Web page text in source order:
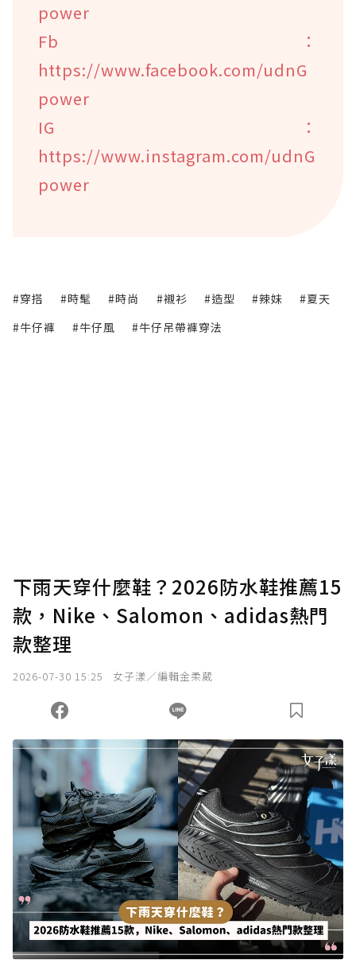
power
Fb：
https://www.facebook.com/udnG
power
IG：
https://www.instagram.com/udnG
power
#穿搭 #時髦 #時尚 #襯衫 #造型 #辣妹
#夏天
#牛仔褲
#牛仔風 #牛仔吊帶褲穿法
下雨天穿什麼鞋？2026防水鞋推薦15
款，Nike、Salomon、adidas熱門
款整理
2026-07-30 15:25 女子漾／編輯金柔葳